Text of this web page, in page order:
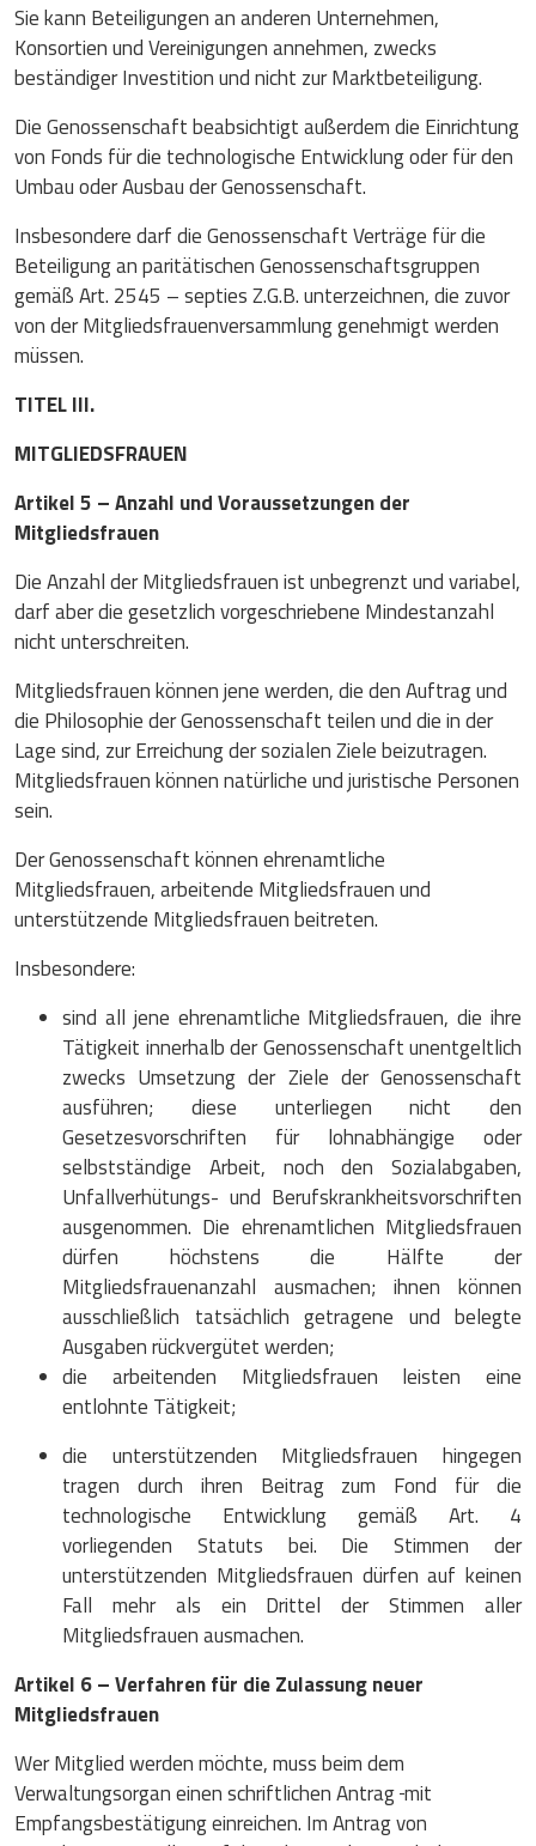
Sie kann Beteiligungen an anderen Unternehmen,
Konsortien und Vereinigungen annehmen, zwecks
beständiger Investition und nicht zur Marktbeteiligung.
Die Genossenschaft beabsichtigt außerdem die Einrichtung
von Fonds für die technologische Entwicklung oder für den
Umbau oder Ausbau der Genossenschaft.
Insbesondere darf die Genossenschaft Verträge für die
Beteiligung an paritätischen Genossenschaftsgruppen
gemäß Art. 2545 – septies Z.G.B. unterzeichnen, die zuvor
von der Mitgliedsfrauenversammlung genehmigt werden
müssen.
TITEL III.
MITGLIEDSFRAUEN
Artikel 5 – Anzahl und Voraussetzungen der
Mitgliedsfrauen
Die Anzahl der Mitgliedsfrauen ist unbegrenzt und variabel,
darf aber die gesetzlich vorgeschriebene Mindestanzahl
nicht unterschreiten.
Mitgliedsfrauen können jene werden, die den Auftrag und
die Philosophie der Genossenschaft teilen und die in der
Lage sind, zur Erreichung der sozialen Ziele beizutragen.
Mitgliedsfrauen können natürliche und juristische Personen
sein.
Der Genossenschaft können ehrenamtliche
Mitgliedsfrauen, arbeitende Mitgliedsfrauen und
unterstützende Mitgliedsfrauen beitreten.
Insbesondere:
sind all jene ehrenamtliche Mitgliedsfrauen, die ihre
Tätigkeit innerhalb der Genossenschaft unentgeltlich
zwecks Umsetzung der Ziele der Genossenschaft
ausführen; diese unterliegen nicht den
Gesetzesvorschriften für lohnabhängige oder
selbstständige Arbeit, noch den Sozialabgaben,
Unfallverhütungs- und Berufskrankheitsvorschriften
ausgenommen. Die ehrenamtlichen Mitgliedsfrauen
dürfen höchstens die Hälfte der
Mitgliedsfrauenanzahl ausmachen; ihnen können
ausschließlich tatsächlich getragene und belegte
Ausgaben rückvergütet werden;
die arbeitenden Mitgliedsfrauen leisten eine
entlohnte Tätigkeit;
die unterstützenden Mitgliedsfrauen hingegen
tragen durch ihren Beitrag zum Fond für die
technologische Entwicklung gemäß Art. 4
vorliegenden Statuts bei. Die Stimmen der
unterstützenden Mitgliedsfrauen dürfen auf keinen
Fall mehr als ein Drittel der Stimmen aller
Mitgliedsfrauen ausmachen.
Artikel 6 – Verfahren für die Zulassung neuer
Mitgliedsfrauen
Wer Mitglied werden möchte, muss beim dem
Verwaltungsorgan einen schriftlichen Antrag mit
Empfangsbestätigung einreichen. Im Antrag von